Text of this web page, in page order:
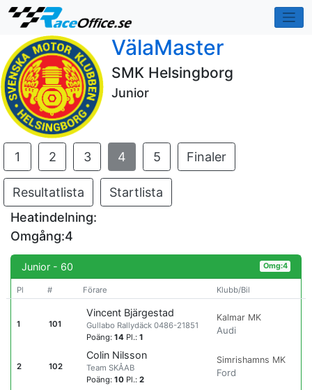
VälaMaster
SMK Helsingborg
Junior
1 2 3 4 5 Finaler
Resultatlista
Startlista
Heatindelning:
Omgång:4
Junior - 60 Omg:4
Pl # Förare Klubb/Bil
1 101
Vincent Bjärgestad
Gullabo Rallydäck 0486-21851
Poäng:14 Pl.:1
Kalmar MK
Audi
2 102
Colin Nilsson
Team SKÅAB
Poäng:10 Pl.:2
Simrishamns MK
Ford